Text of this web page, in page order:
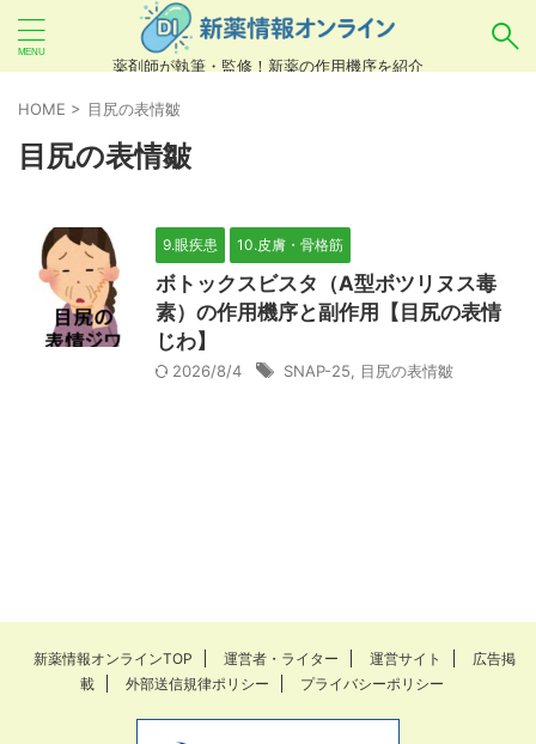
薬剤師が執筆・監修！新薬の作用機序を紹介
ていませんので、製品名・一般名・キーワードな
どをカタカナ
でご入力ください。
良い例：テセントリク
悪い例：てせんとりく テセンタリク
HOME > 目尻の表情皺
目尻の表情皺
9.眼疾患 10.皮膚・骨格筋
ボトックスビスタ（A型ボツリヌス毒
素）の作用機序と副作用【目尻の表情
じわ】
2026/8/4 SNAP-25 目尻の表情皺
新薬情報オンラインTOP 運営者・ライター 運営サイト
広告掲
載
外部送信規律ポリシー プライバシーポリシー